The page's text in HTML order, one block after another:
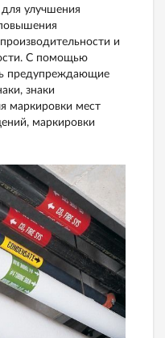
для улучшения
и
С помощью
предупреждающие
знаки
маркировки мест
маркировки